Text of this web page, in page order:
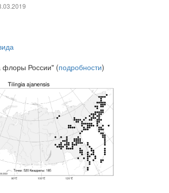
флоры России" (подробности)